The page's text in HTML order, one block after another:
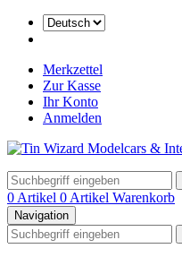
Merkzettel
Zur Kasse
Ihr Konto
Anmelden
0 Artikel 0 Artikel Warenkorb
Navigation